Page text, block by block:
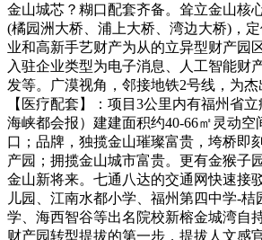
金山城芯？糊口配套齐备。耸立金山核
(橘园洲大桥、浦上大桥、湾边大桥)，
业和高新手艺财产为从的立异型财产园
入驻企业类型为电子消息、人工智能财
发等。广漠视角，邻接地铁2号线，为
【医疗配套】：项目3公里内有福州省
海峡都会报）建建面积约40-66㎡灵动空
口；品牌，独揽金山璀璨富贵，垮桥即
产园；拥揽金山城市富贵。更有金猴子
金山新将来。七通八达的交通网快速接
儿园、江南水都小学、福州第四中学-桔
学、海西智谷等出名院校新榕金城湾自
财产园转型提拔的第一步，提拔人文感